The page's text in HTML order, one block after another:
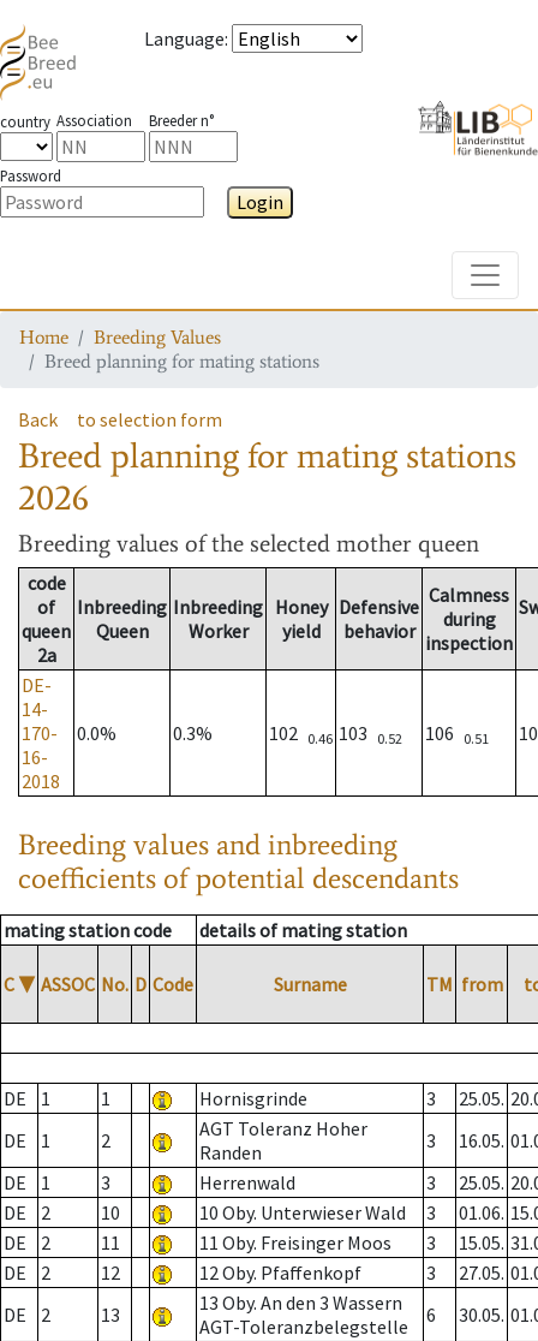
Language:
country Association Breeder n°
Password
Login
Home
Breeding Values
Breed planning for mating stations
Back to selection form
Breed planning for mating stations
2026
Breeding values of the selected mother queen
code
of
queen
2a
Inbreeding
Queen
Inbreeding
Worker
Honey
yield
Defensive
behavior
Calmness
during
inspection
DE-
14-
170-
16-
2018
0.0% 0.3% 102 0.46 103 0.52 106 0.51
Breeding values and inbreeding
coefficients of potential descendants
mating station code details of mating station
C ▼ ASSOC No. D Code Surname TM from
DE 1 1 Hornisgrinde 3 25.05.
DE
1 2
AGT Toleranz Hoher
Randen
3 16.05.
DE
1 3 Herrenwald 3 25.05.
DE
2 10 10 Oby. Unterwieser Wald 3 01.06.
DE
2 11 11 Oby. Freisinger Moos 3 15.05.
DE
2 12 12 Oby. Pfaffenkopf 3 27.05.
DE
2 13
13 Oby. An den 3 Wassern
AGT-Toleranzbelegstelle
6 30.05.